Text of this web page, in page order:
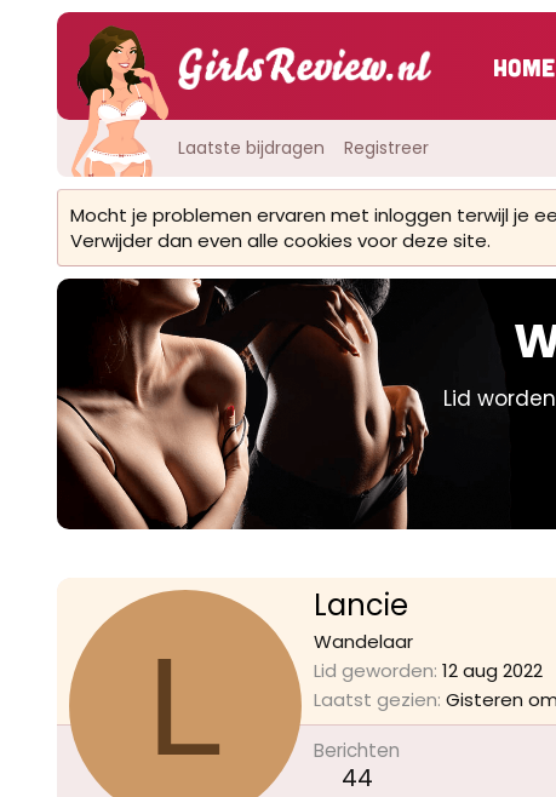
Home
Laatste bijdragen Registreer
Mocht je problemen ervaren met inloggen terwijl je
Verwijder dan even alle cookies voor deze site.
Lid
L
Lancie
Wandelaar
Lid geworden 12 aug 2022
Laatst gezien Gisteren
Berichten
44